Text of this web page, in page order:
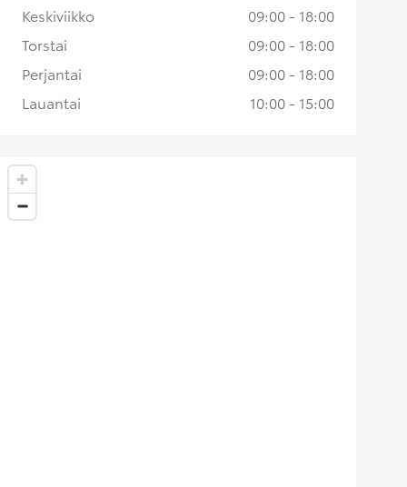
Keskiviikko
09:00 - 18:00
Torstai
09:00 - 18:00
Perjantai
09:00 - 18:00
Lauantai
10:00 - 15:00